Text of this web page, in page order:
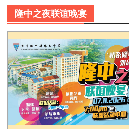
隆中之夜联谊晚宴